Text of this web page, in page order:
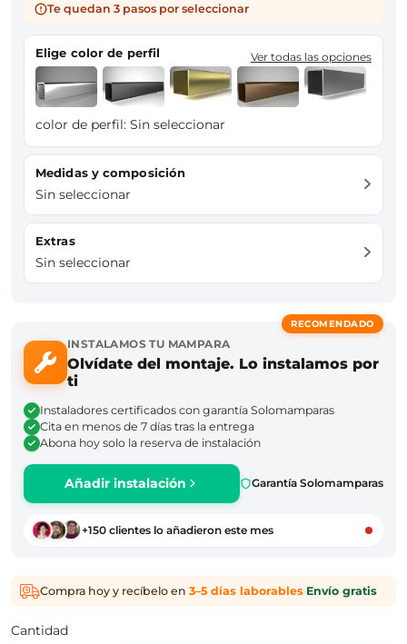
Te quedan 3 pasos por seleccionar
Elige color de perfil Ver todas las opciones
color de perfil: Sin seleccionar
Medidas y composición
Sin seleccionar
Extras
Sin seleccionar
RECOMENDADO
INSTALAMOS TU MAMPARA
Olvídate del montaje. Lo instalamos por
ti
Instaladores certificados con garantía Solomamparas
Cita en menos de 7 días tras la entrega
Abona hoy solo la reserva de instalación
Añadir instalación Garantía Solomamparas
+150 clientes lo añadieron este mes
Compra hoy y recíbelo en 3–5 días laborables·Envío gratis
Cantidad